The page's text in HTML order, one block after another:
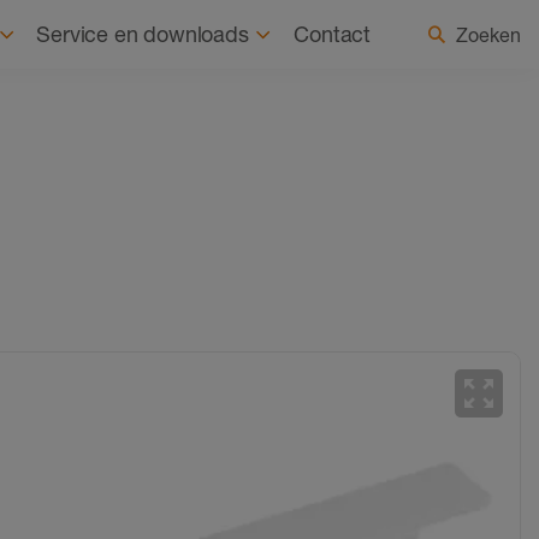
Nieuws Land / taal selecteren
Service en downloads Contact Zoeken